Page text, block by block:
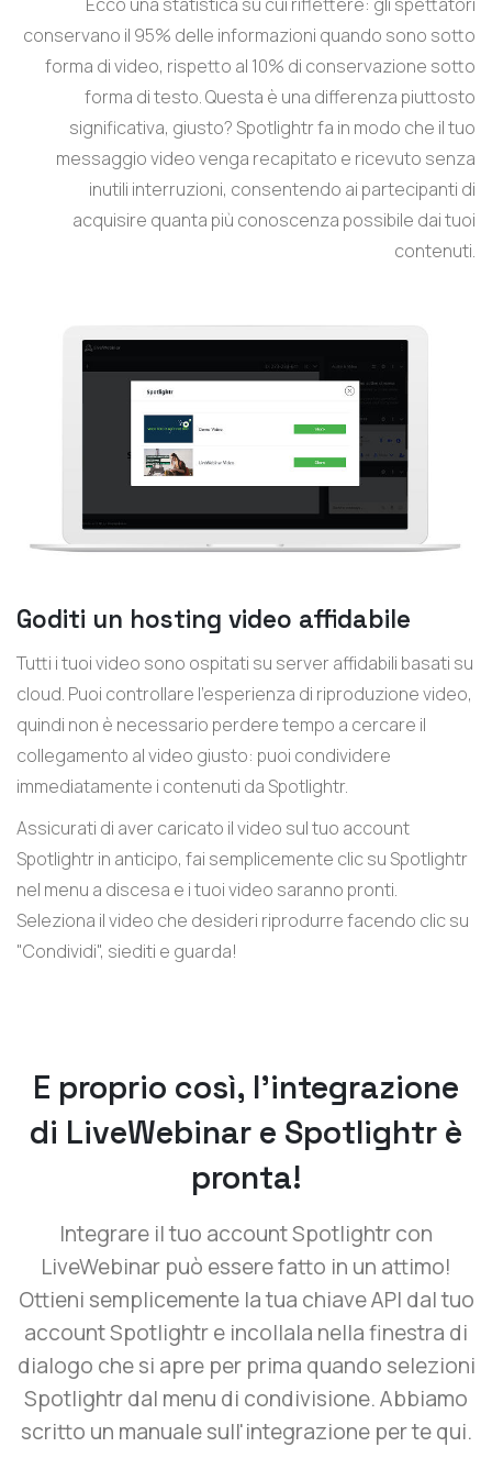
conservano il 95% delle informazioni quando sono sotto
forma di video, rispetto al 10% di conservazione sotto
forma di testo. Questa è una differenza piuttosto
significativa, giusto? Spotlightr fa in modo che il tuo
messaggio video venga recapitato e ricevuto senza
inutili interruzioni, consentendo ai partecipanti di
acquisire quanta più conoscenza possibile dai tuoi
contenuti.
Goditi un hosting video affidabile
Tutti i tuoi video sono ospitati su server affidabili basati su
cloud. Puoi controllare l'esperienza di riproduzione video,
quindi non è necessario perdere tempo a cercare il
collegamento al video giusto: puoi condividere
immediatamente i contenuti da Spotlightr.
Assicurati di aver caricato il video sul tuo account
Spotlightr in anticipo, fai semplicemente clic su Spotlightr
nel menu a discesa e i tuoi video saranno pronti.
Seleziona il video che desideri riprodurre facendo clic su
"Condividi", siediti e guarda!
E proprio così, l'integrazione
di LiveWebinar e Spotlightr è
pronta!
Integrare il tuo account Spotlightr con
LiveWebinar può essere fatto in un attimo!
Ottieni semplicemente la tua chiave API dal tuo
account Spotlightr e incollala nella finestra di
dialogo che si apre per prima quando selezioni
Spotlightr dal menu di condivisione. Abbiamo
scritto un manuale sull'integrazione per te qui.